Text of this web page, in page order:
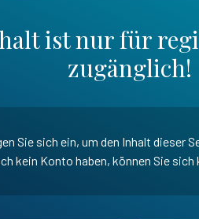
ist nur für
zugänglich!
Sie sich ein, um den Inhalt dieser
kein Konto haben, können Sie